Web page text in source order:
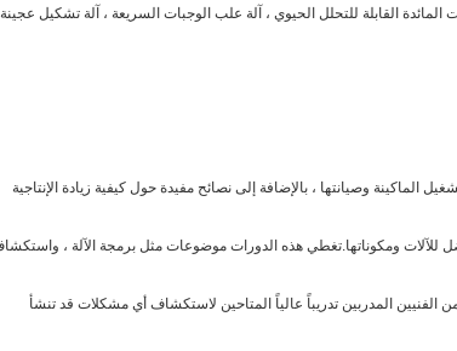
القابلة للتحلل الحيوي ، آلة علب الوجبات السريعة ، آلة تشكيل عجينة
وصيانتها ، بالإضافة إلى نصائح مفيدة حول كيفية زيادة الإنتاجية
ومكوناتها.تغطي هذه الدورات موضوعات مثل برمجة الآلة ،
الفنيين المدربين تدريباً عالياً المتاحين لاستكشاف أي مشكلات قد تنشأ